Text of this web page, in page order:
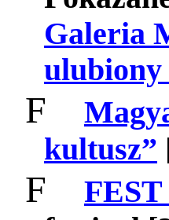
Galeria
ulubiony
F
kultusz”
F FEST